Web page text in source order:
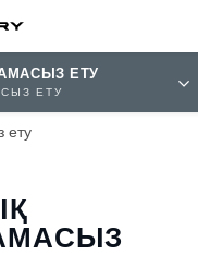
ЕТУ
ЕТУ